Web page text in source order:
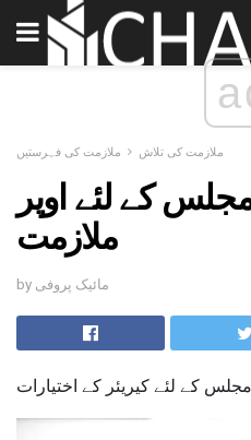
ملازمت کی تلاش ملازمت کی فہرستیں
کے لئے اوپر
ملازمت
by مائیک پروفی
کے لئے کیریئر کے اختیارات